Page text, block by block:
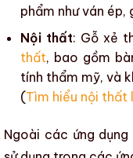
phẩm như ván ép,
Nội thất: Gỗ xẻ
thất, bao gồm
tính thẩm mỹ, và
(Tìm hiểu nội thất
Ngoài các ứng dụng